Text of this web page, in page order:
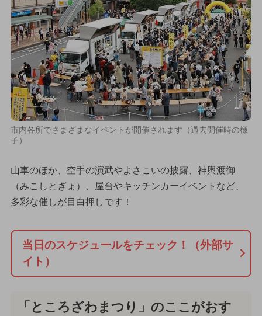
市内各所でさまざまなイベントが開催されます（過去開催時の様
子）
山車のほか、空手の演武やよさこいの披露、神輿渡御
（みこしとぎょ）、屋台やキッチンカーイベントなど、
多彩な催しが目白押しです！
当日のスケジュールをチェック！（外部サ
イト）
「ところざわまつり」のここがおす